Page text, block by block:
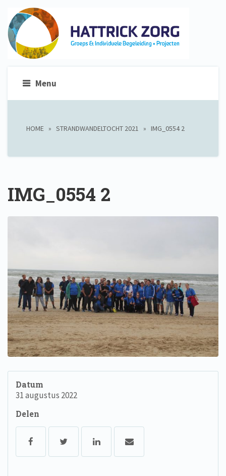
Menu
HOME »STRANDWANDELTOCHT 2021 »IMG_0554 2
IMG_0554 2
Datum
31 augustus 2022
Delen